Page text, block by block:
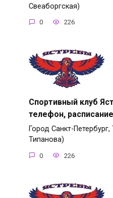
Свеаборгская)
0 226
Спортивный клуб
телефон, расписание
Город Санкт-
Типанова)
0 226